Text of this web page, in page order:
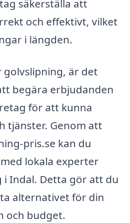
säkerställa att
och effektivt, vilket
i längden.
golvslipning, är det
begära erbjudanden
för att kunna
tjänster. Genom att
pris.se kan du
lokala experter
i Indal. Detta gör att du
alternativet för din
och budget.